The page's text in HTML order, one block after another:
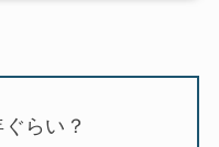
らい？